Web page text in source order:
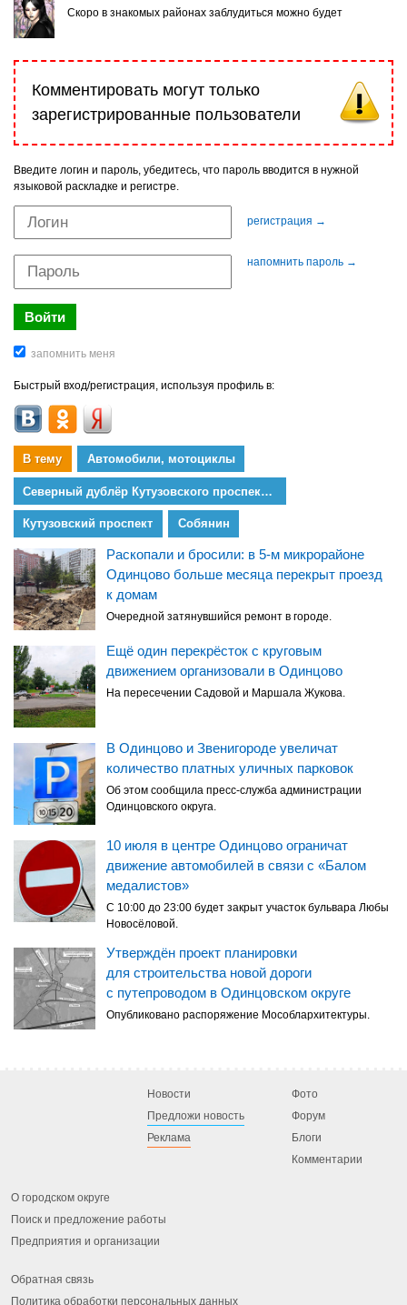
Скоро в знакомых районах заблудиться можно будет
Комментировать могут только
зарегистрированные пользователи
Введите логин и пароль, убедитесь, что пароль вводится в нужной
языковой раскладке и регистре.
регистрация →
напомнить пароль →
Быстрый вход/регистрация, используя профиль в:
В тему Автомобили, мотоциклы
Северный дублёр Кутузовского проспекта — Проспект Багратиона
Кутузовский проспект Собянин
Раскопали и бросили: в 5-м микрорайоне
Одинцово больше месяца перекрыт проезд
к домам
Очередной затянувшийся ремонт в городе.
Ещё один перекрёсток с круговым
движением организовали в Одинцово
На пересечении Садовой и Маршала Жукова.
В Одинцово и Звенигороде увеличат
количество платных уличных парковок
Об этом сообщила пресс-служба администрации
Одинцовского округа.
10 июля в центре Одинцово ограничат
движение автомобилей в связи с «Балом
медалистов»
С 10:00 до 23:00 будет закрыт участок бульвара Любы
Новосёловой.
Утверждён проект планировки
для строительства новой дороги
с путепроводом в Одинцовском округе
Опубликовано распоряжение Мособлархитектуры.
Новости
Предложи новость
Реклама
Фото
Форум
Блоги
Комментарии
О городском округе
Поиск и предложение работы
Предприятия и организации
Обратная связь
Политика обработки персональных данных